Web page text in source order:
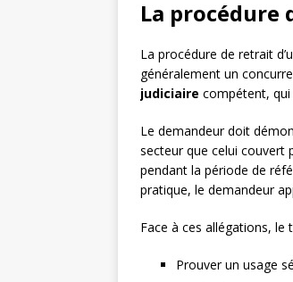
La
La procédure de retrait
généralement un
judiciaire compétent, qui
Le demandeur doit
secteur que celui couvert
pendant la période de
pratique, le demandeur
Face à ces allégations, le
Prouver un usage